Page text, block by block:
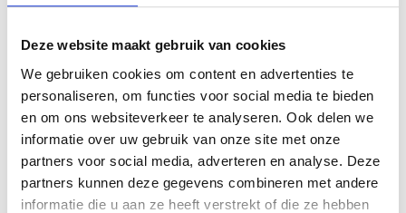
Deze website maakt gebruik van cookies
We gebruiken cookies om content en advertenties te
personaliseren, om functies voor social media te bieden
en om ons websiteverkeer te analyseren. Ook delen we
informatie over uw gebruik van onze site met onze
partners voor social media, adverteren en analyse. Deze
partners kunnen deze gegevens combineren met andere
informatie die u aan ze heeft verstrekt of die ze hebben